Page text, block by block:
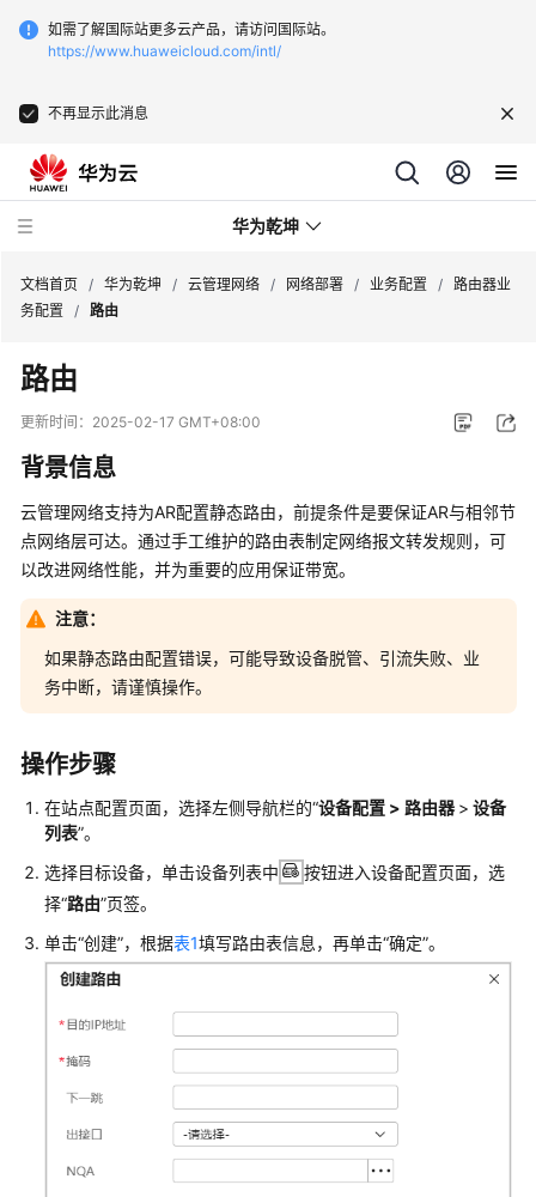
如需了解国际站更多云产品，请访问国际站。
https://www.huaweicloud.com/intl/
不再显示此消息
华为乾坤
全
云
务
云
管
理
网
络
典
置
例
产
品
绍
务
开
网
络
文档首页 / 华为乾坤 / 云管理网络 / 网络部署 / 业务配置 / 路由器业
务配置
/ 路由
路由
更新时间： 2025-02-17 GMT+08:00
背景信息
云管理网络支持为AR配置静态路由，前提条件是要保证AR与相邻节
点网络层可达。通过手工维护的路由表制定网络报文转发规则，可
以改进网络性能，并为重要的应用保证带宽。
注意：
如果静态路由配置错误，可能导致设备脱管、引流失败、业
务中断，请谨慎操作。
操作步骤
在站点配置页面，选择左侧导航栏的“设备配置 > 路由器> 设备
列表”。
选择目标设备，单击设备列表中
按钮进入设备配置页面，选
择“路由”页签。
单击“创建”，根据表1填写路由表信息，再单击“确定”。